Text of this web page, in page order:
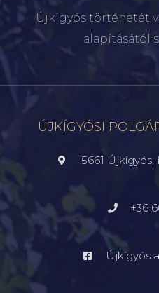
Újkígyós történetét
alapításától
ÚJKÍGYÓSI
5661 Újkígyós,
+36
Újkígyós